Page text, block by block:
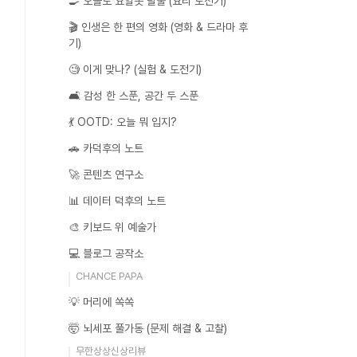
🎬 인생은 한 편의 영화 (영화 & 드라마 후
기)
🧐 이게 맞나? (실험 & 도전기)
🛋️ 감성 한 스푼, 공간 두 스푼
💃 OOTD: 오늘 뭐 입지?
🚗 카덕후의 노트
🚀 콘텐츠 연구소
📊 데이터 덕후의 노트
🎨 키보드 위 예술가
💻 블로그 공작소
CHANCE PAPA
💡 머리에 쏙쏙
🤯 뇌세포 풀가동 (문제 해결 & 고찰)
무한상상신상리뷰